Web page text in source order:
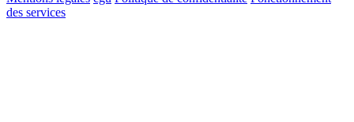
des services